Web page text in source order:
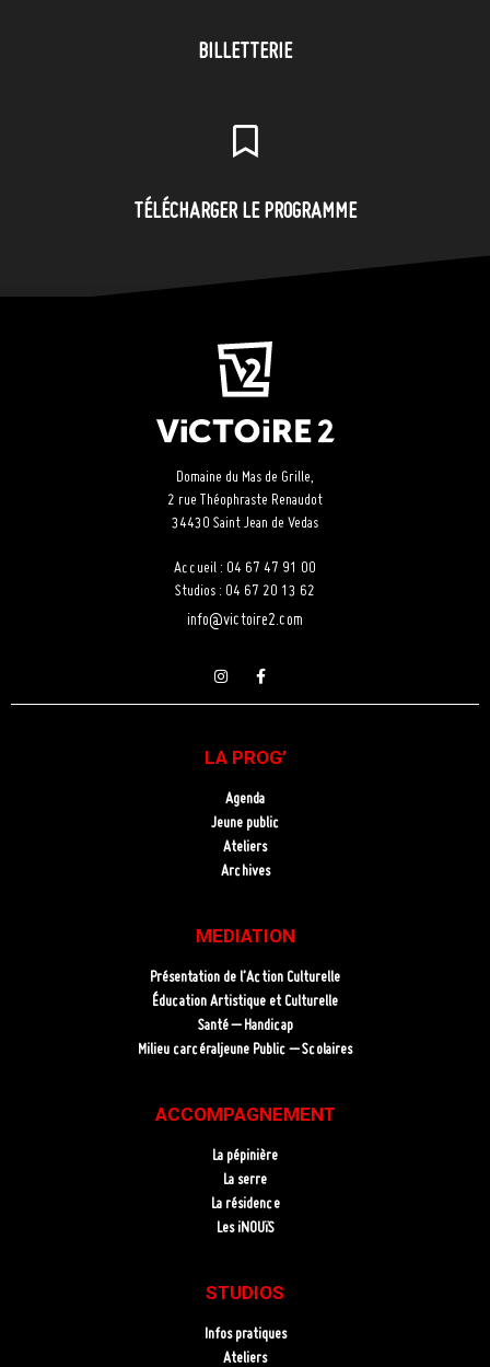
BILLETTERIE
TÉLÉCHARGER LE PROGRAMME
Domaine du Mas de Grille,
2 rue Théophraste Renaudot
34430 Saint Jean de Vedas
Accueil : 04 67 47 91 00
Studios : 04 67 20 13 62
info@victoire2.com
LA PROG’
Agenda
Jeune public
Ateliers
Archives
MEDIATION
Présentation de l’Action Culturelle
Éducation Artistique et Culturelle
Santé – Handicap
Milieu carcéraljeune Public – Scolaires
ACCOMPAGNEMENT
La pépinière
La serre
La résidence
Les iNOUïS
STUDIOS
Infos pratiques
Ateliers